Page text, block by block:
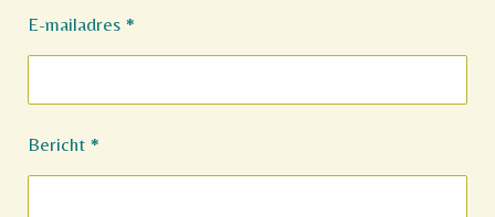
E-mailadres *
Bericht *